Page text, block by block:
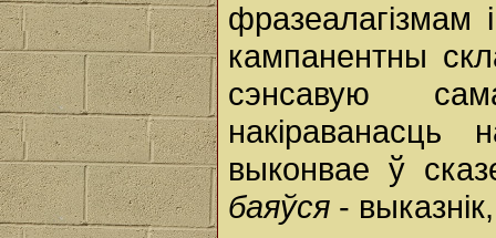
фразеалагізмам
кампанентны
сэнсавую
выконвае ў
баяўся -